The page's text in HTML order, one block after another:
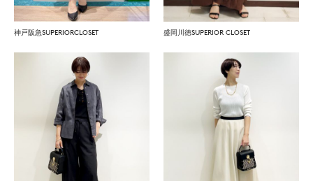
神戸阪急SUPERIORCLOSET 盛岡川徳SUPERIOR CLOSET